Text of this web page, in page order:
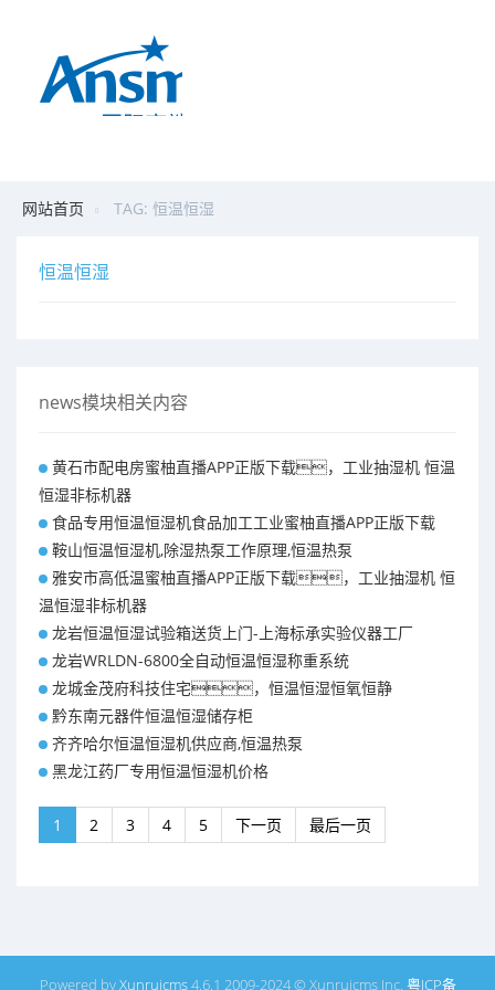
网站首页 TAG: 恒温恒湿
恒温恒湿
news模块相关内容
黄石市配电房蜜柚直播APP正版下载，工业抽湿机 恒温
恒湿非标机器
食品专用恒温恒湿机食品加工工业蜜柚直播APP正版下载
鞍山恒温恒湿机,除湿热泵工作原理,恒温热泵
雅安市高低温蜜柚直播APP正版下载，工业抽湿机 恒
温恒湿非标机器
龙岩恒温恒湿试验箱送货上门-上海标承实验仪器工厂
龙岩WRLDN-6800全自动恒温恒湿称重系统
龙城金茂府科技住宅，恒温恒湿恒氧恒静
黔东南元器件恒温恒湿储存柜
齐齐哈尔恒温恒湿机供应商,恒温热泵
黑龙江药厂专用恒温恒湿机价格
1 2 3 4 5 下一页 最后一页
Powered byXunruicms4.6.1 2009-2024 © Xunruicms Inc. 粤ICP备